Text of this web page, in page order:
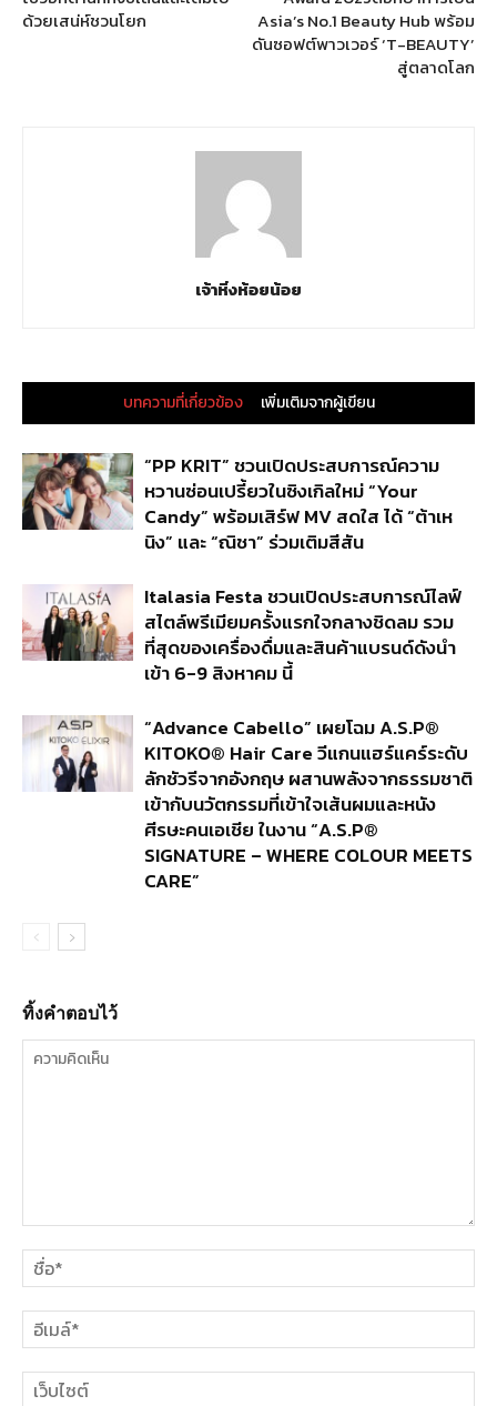
ด้วยเสน่ห์ชวนโยก
Asia’s No.1 Beauty Hub พร้อม
ดันซอฟต์พาวเวอร์ ‘T-BEAUTY’
สู่ตลาดโลก
เจ้าหิ่งห้อยน้อย
บทความที่เกี่ยวข้อง เพิ่มเติมจากผู้เขียน
“PP KRIT” ชวนเปิดประสบการณ์ความ
หวานซ่อนเปรี้ยวในซิงเกิลใหม่ “Your
Candy” พร้อมเสิร์ฟ MV สดใส ได้ “ต้าเห
นิง” และ “ณิชา” ร่วมเติมสีสัน
Italasia Festa ชวนเปิดประสบการณ์ไลฟ์
สไตล์พรีเมียมครั้งแรกใจกลางชิดลม รวม
ที่สุดของเครื่องดื่มและสินค้าแบรนด์ดังนำ
เข้า 6-9 สิงหาคม นี้
“Advance Cabello” เผยโฉม A.S.P®
KITOKO® Hair Care วีแกนแฮร์แคร์ระดับ
ลักชัวรีจากอังกฤษ ผสานพลังจากธรรมชาติ
เข้ากับนวัตกรรมที่เข้าใจเส้นผมและหนัง
ศีรษะคนเอเชีย ในงาน “A.S.P®
SIGNATURE – WHERE COLOUR MEETS
CARE”
ทิ้งคำตอบไว้